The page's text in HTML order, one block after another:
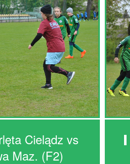
Cielądz vs
Maz. (F2)